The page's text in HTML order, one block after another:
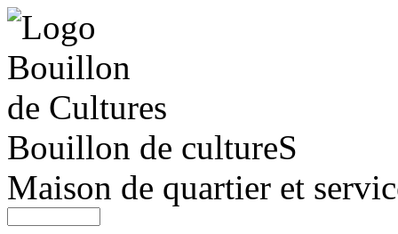
Bouillon de cultureS
Maison de quartier et